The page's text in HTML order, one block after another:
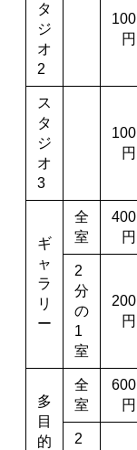
タ
ジ
オ
2
100
円
ス
タ
ジ
オ
3
100
円
ギ
ャ
ラ
リ
ー
全
室
400
円
2
分
の
1
室
200
円
多
目
的
全
室
600
円
2